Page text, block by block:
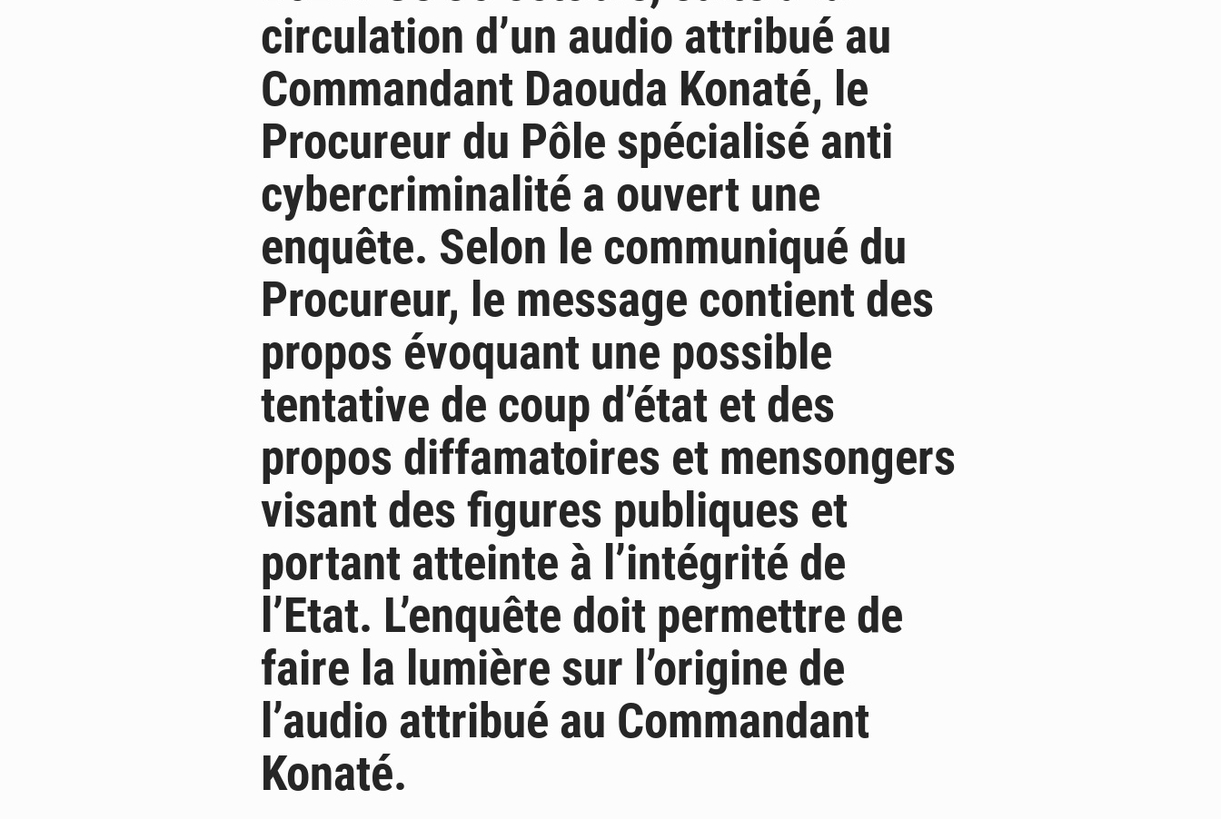
circulation d’un audio attribué au
Commandant Daouda Konaté, le
Procureur du Pôle spécialisé anti
cybercriminalité a ouvert une
enquête. Selon le communiqué du
Procureur, le message contient des
propos évoquant une possible
tentative de coup d’état et des
propos diffamatoires et mensongers
visant des figures publiques et
portant atteinte à l’intégrité de
l’Etat. L’enquête doit permettre de
faire la lumière sur l’origine de
l’audio attribué au Commandant
Konaté.